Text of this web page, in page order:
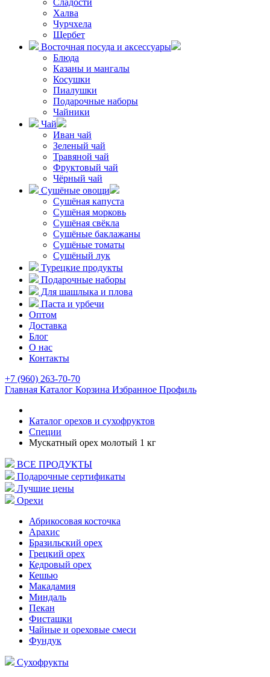
Сладости
Халва
Чурчхела
Щербет
Восточная посуда и аксессуары
Блюда
Казаны и мангалы
Косушки
Пиалушки
Подарочные наборы
Чайники
Чай
Иван чай
Зеленый чай
Травяной чай
Фруктовый чай
Чёрный чай
Сушёные овощи
Сушёная капуста
Сушёная морковь
Сушёная свёкла
Сушёные баклажаны
Сушёные томаты
Сушёный лук
Турецкие продукты
Подарочные наборы
Для шашлыка и плова
Паста и урбечи
Оптом
Доставка
Блог
О нас
Контакты
+7 (960) 263-70-70
Главная Каталог Корзина Избранное Профиль
Каталог орехов и сухофруктов
Специи
Мускатный орех молотый 1 кг
ВСЕ ПРОДУКТЫ
Подарочные сертификаты
Лучшие цены
Орехи
Абрикосовая косточка
Арахис
Бразильский орех
Грецкий орех
Кедровый орех
Кешью
Макадамия
Миндаль
Пекан
Фисташки
Чайные и ореховые смеси
Фундук
Сухофрукты